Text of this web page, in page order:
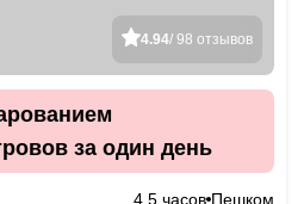
4.94/ 98 отзывов
за один день
4.5 часов Пешком